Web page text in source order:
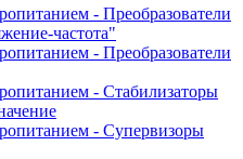
- Преобразователи
частота"
- Преобразователи
- Стабилизаторы
- Супервизоры